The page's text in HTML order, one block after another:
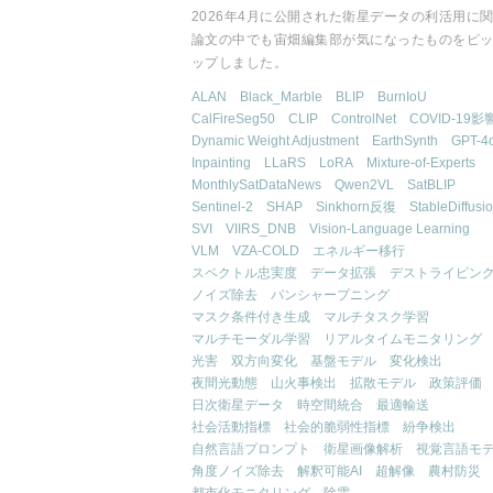
2026年4月に公開された衛星データの利活用に
論文の中でも宙畑編集部が気になったものをピ
ップしました。
ALAN Black_Marble BLIP
BurnIoU
CalFireSeg50
CLIP ControlNet
COVID-19影
Dynamic Weight Adjustment
EarthSynth
GPT-
Inpainting
LLaRS LoRA
Mixture-of-Experts
MonthlySatDataNews
Qwen2VL
SatBLIP
Sentinel-2
SHAP Sinkhorn反復
SVI
VIIRS_DNB
Vision-Language Learning
VLM
VZA-COLD
エネルギー移行
スペクトル忠実度
データ拡張
デストライピン
ノイズ除去
パンシャープニング
マスク条件付き生成
マルチタスク学習
マルチモーダル学習
リアルタイムモニタリング
光害
双方向変化 基盤モデル
変化検出
夜間光動態
山火事検出 拡散モデル
政策評価
日次衛星データ
時空間統合
最適輸送
社会活動指標
社会的脆弱性指標
紛争検出
自然言語プロンプト
衛星画像解析
視覚言語モ
角度ノイズ除去
解釈可能AI 超解像
農村防災